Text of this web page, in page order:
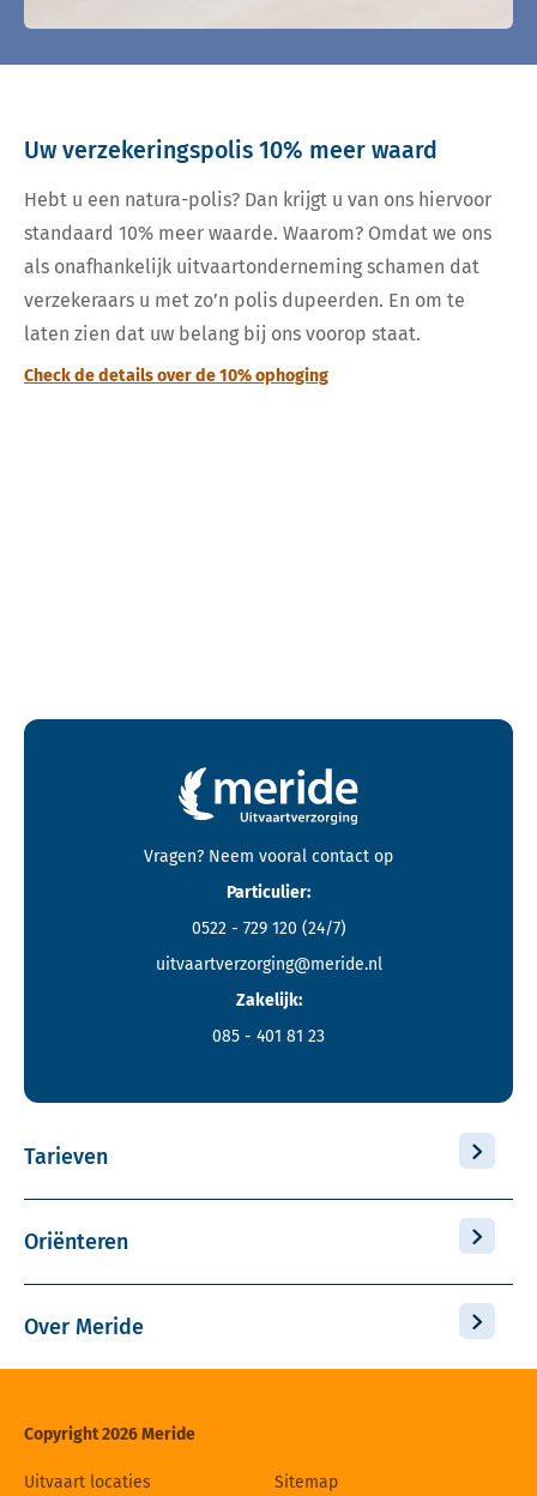
Uw verzekeringspolis 10% meer waard
Hebt u een natura-polis? Dan krijgt u van ons hiervoor
standaard 10% meer waarde. Waarom? Omdat we ons
als onafhankelijk uitvaartonderneming schamen dat
verzekeraars u met zo’n polis dupeerden. En om te
laten zien dat uw belang bij ons voorop staat.
Check de details over de 10% ophoging
Contactgegevens en footer menu van Meride
Vragen? Neem vooral contact op
Particulier:
0522 - 729 120 (24/7)
uitvaartverzorging@meride.nl
Zakelijk:
085 - 401 81 23
Tarieven
Oriënteren
Over Meride
Copyright 2026 Meride
Uitvaart locaties Sitemap